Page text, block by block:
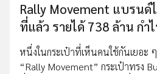
Rally Movement แบรนด์
ที่แล้ว รายได้ 738 ล้าน กำ
หนึ่งในกระเป๋าที่เห็นคนใช้กันเยอะ
“Rally Movement” กระเป๋าทรง